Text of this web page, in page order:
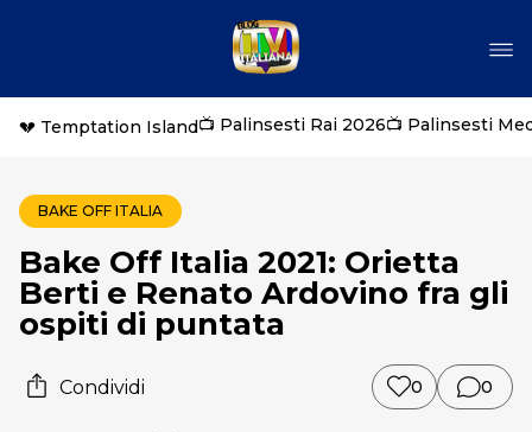
💔 Temptation Island📺 Palinsesti Rai 2026📺 Palinsesti
BAKE OFF ITALIA
Bake Off Italia 2021: Orietta
Berti e Renato Ardovino fra gli
ospiti di puntata
Condividi 0 0